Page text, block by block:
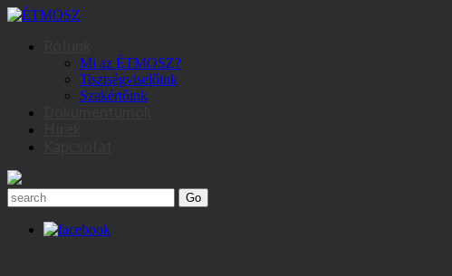
Mi az ÉTMOSZ?
Tisztségviselőink
Szakértőink